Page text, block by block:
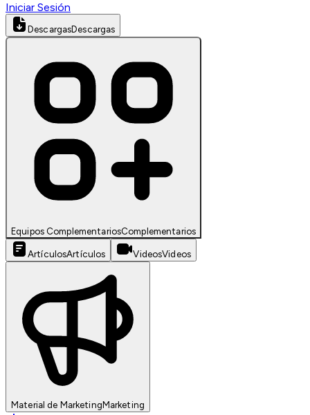
Iniciar Sesión
DescargasDescargas
Equipos ComplementariosComplementarios
ArtículosArtículos VideosVideos
Material de MarketingMarketing